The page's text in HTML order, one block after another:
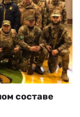
составе